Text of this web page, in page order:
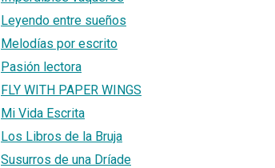
Leyendo entre sueños
Melodías por escrito
Pasión lectora
FLY WITH PAPER WINGS
Mi Vida Escrita
Los Libros de la Bruja
Susurros de una Dríade